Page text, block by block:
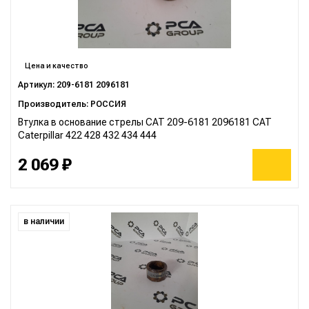
Цена и качество
Артикул: 209-6181 2096181
Производитель: РОССИЯ
Втулка в основание стрелы CAT 209-6181 2096181 CAT
Caterpillar 422 428 432 434 444
2 069 ₽
в наличии